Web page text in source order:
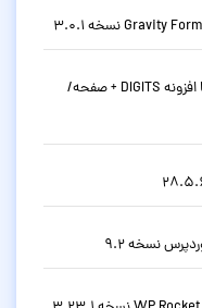
ورود و عضویت با شماره موبایل در وردپرس با افزونه DIGITS + صفحه/